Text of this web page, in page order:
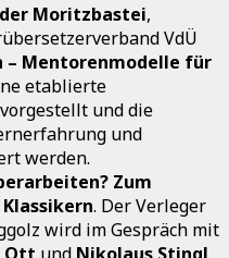
Moritzbastei,
VdÜ
– Mentorenmodelle für
etablierte
und die
und
werden.
Zum
. Der Verleger
wird im Gespräch mit